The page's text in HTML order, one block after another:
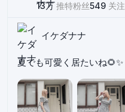
13万推特粉丝549 关注
イケダナナ
夏でも可愛く居たいね🌻✨